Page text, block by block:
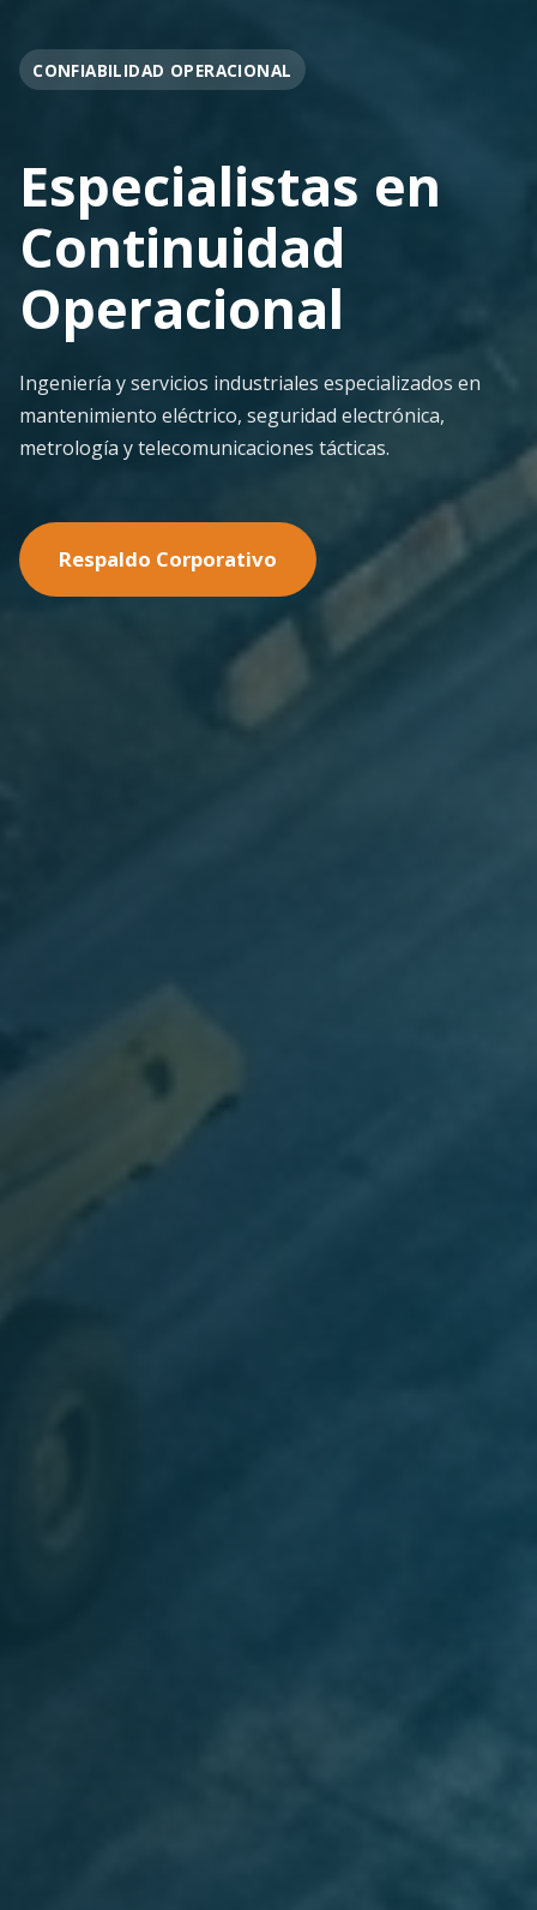
OPERACIÓN EN FAENA
Soporte
Operacional
Continuo
Despliegue ágil en terreno con los más altos
estándares de seguridad y calidad técnica para la
minería pesada.
Nuestras Soluciones